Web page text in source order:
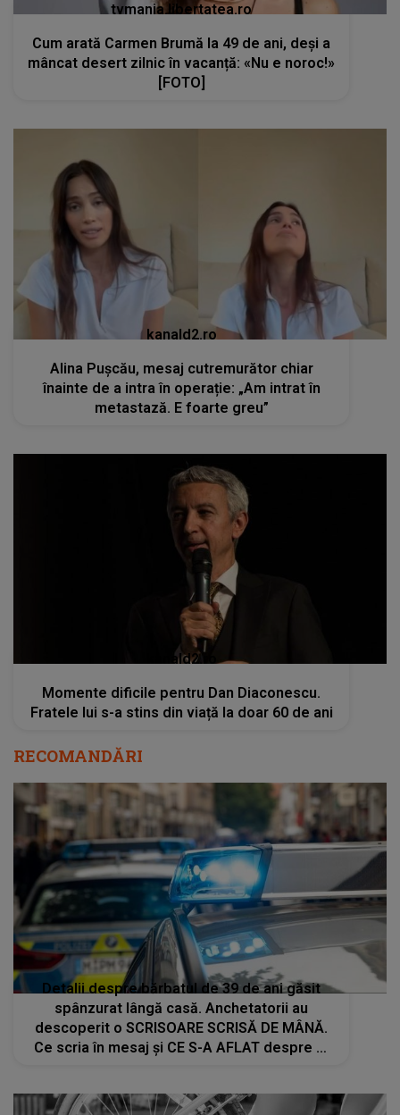
tvmania.libertatea.ro
Cum arată Carmen Brumă la 49 de ani, deși a
mâncat desert zilnic în vacanță: «Nu e noroc!»
[FOTO]
kanald2.ro
Alina Pușcău, mesaj cutremurător chiar
înainte de a intra în operație: „Am intrat în
metastază. E foarte greu”
kanald2.ro
Momente dificile pentru Dan Diaconescu.
Fratele lui s-a stins din viață la doar 60 de ani
RECOMANDĂRI
Detalii despre bărbatul de 39 de ani găsit
spânzurat lângă casă. Anchetatorii au
descoperit o SCRISOARE SCRISĂ DE MÂNĂ.
Ce scria în mesaj și CE S-A AFLAT despre el